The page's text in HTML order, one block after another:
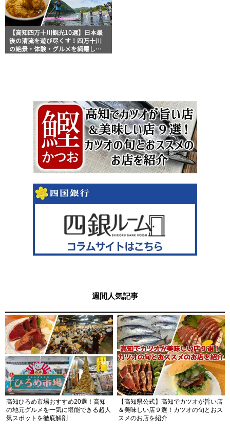
【高知四万十川観光10選】日本最
後の清流を遊び尽くす！四万十川
の絶景・体験・グルメを網羅した
週間人気記事
高知ひろめ市場おすすめ20選！高知
の地元グルメを一気に堪能できる超人
気スポットを徹底解剖
【高知県公式】高知でカツオが旨い店
＆美味しい店９選！カツオの旬とおス
スメのお店を紹介